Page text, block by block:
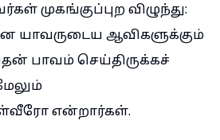
முகங்குப்புற விழுந்து:
யாவருடைய ஆவிகளுக்கும்
பாவம் செய்திருக்கச்
என்றார்கள்.